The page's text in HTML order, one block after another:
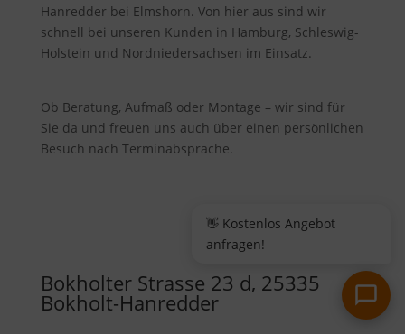
Hanredder bei Elmshorn. Von hier aus sind wir
schnell bei unseren Kunden in Hamburg, Schleswig-
Holstein und Nordniedersachsen im Einsatz.
Ob Beratung, Aufmaß oder Montage – wir sind für
Sie da und freuen uns auch über einen persönlichen
Besuch nach Terminabsprache.
Bokholter Strasse 23 d, 25335
Bokholt-Hanredder
👋 Kostenlos Angebot
anfragen!